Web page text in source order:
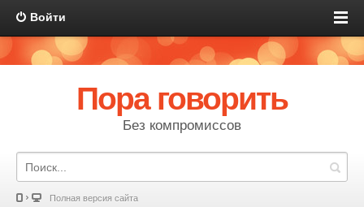
Войти
Пора говорить
Без компромиссов
Полная версия сайта